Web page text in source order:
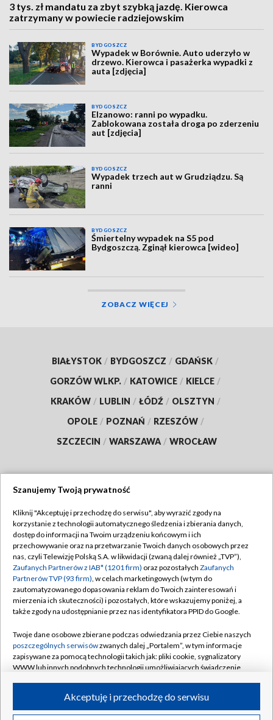
3 tys. zł mandatu za zbyt szybką jazdę. Kierowca
zatrzymany w powiecie radziejowskim
BYDGOSZCZ
Wypadek w Borównie. Auto uderzyło w
drzewo. Kierowca i pasażerka wypadki z
auta [zdjęcia]
BYDGOSZCZ
Elzanowo: ranni po wypadku.
Zablokowana została droga po zderzeniu
aut [zdjęcia]
BYDGOSZCZ
Wypadek trzech aut w Grudziądzu. Są
ranni
BYDGOSZCZ
Śmiertelny wypadek na S5 pod
Bydgoszczą. Zginął kierowca [wideo]
ZOBACZ WIĘCEJ
BIAŁYSTOK / BYDGOSZCZ / GDAŃSK /
GORZÓW WLKP. / KATOWICE / KIELCE /
KRAKÓW / LUBLIN / ŁÓDŹ / OLSZTYN /
OPOLE / POZNAŃ / RZESZÓW /
SZCZECIN / WARSZAWA / WROCŁAW
TVP
Abonament TVP
Emisja w TVP
Centrum informacji TVP
Naziemna Telewizja Cyfrowa
Rada Programowa
System NOS
Informacje o nadawcy
Program dla prasy
Regulamin TVP
Polityka prywatności
Moje zgody
Pomoc
Kontakt
Kanały
©2026 Telewizja Polska S.A. w likwidacji
Szanujemy Twoją prywatność
Kliknij "Akceptuję i przechodzę do serwisu", aby wyrazić zgody na
korzystanie z technologii automatycznego śledzenia i zbierania danych,
dostęp do informacji na Twoim urządzeniu końcowym i ich
przechowywanie oraz na przetwarzanie Twoich danych osobowych przez
nas, czyli Telewizję Polską S.A. w likwidacji (zwaną dalej również „TVP”),
Zaufanych Partnerów z IAB* (1201 firm) oraz pozostałych Zaufanych
Partnerów TVP (93 firm), w celach marketingowych (w tym do
zautomatyzowanego dopasowania reklam do Twoich zainteresowań i
mierzenia ich skuteczności) i pozostałych, które wskazujemy poniżej, a
także zgody na udostępnianie przez nas identyfikatora PPID do Google.
Twoje dane osobowe zbierane podczas odwiedzania przez Ciebie naszych
poszczególnych serwisówzwanych dalej „Portalem”, w tym informacje
zapisywane za pomocą technologii takich jak: pliki cookie, sygnalizatory
WWW lub innych podobnych technologii umożliwiających świadczenie
ruchu w Internecie.Akceptuję i przechodzę do serwisu